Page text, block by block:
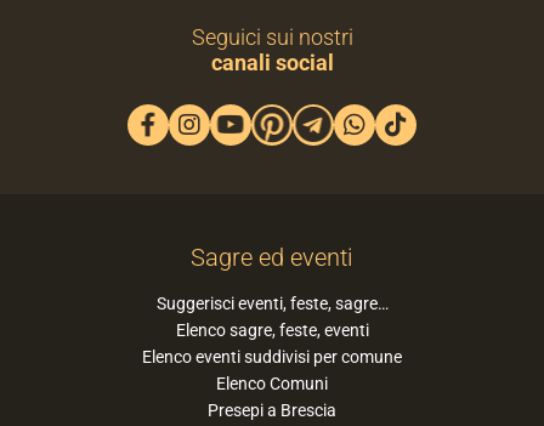
Seguici sui nostri
canali social
Sagre ed eventi
Suggerisci eventi, feste, sagre…
Elenco sagre, feste, eventi
Elenco eventi suddivisi per comune
Elenco Comuni
Presepi a Brescia